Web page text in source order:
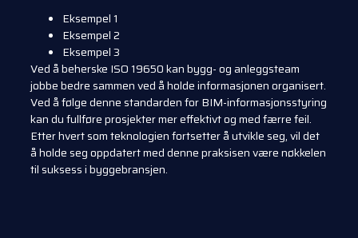
Eksempel 1
Eksempel 2
Eksempel 3
Ved å beherske ISO 19650 kan bygg- og anleggsteam
jobbe bedre sammen ved å holde informasjonen organisert.
Ved å følge denne standarden for BIM-informasjonsstyring
kan du fullføre prosjekter mer effektivt og med færre feil.
Etter hvert som teknologien fortsetter å utvikle seg, vil det
å holde seg oppdatert med denne praksisen være nøkkelen
til suksess i byggebransjen.